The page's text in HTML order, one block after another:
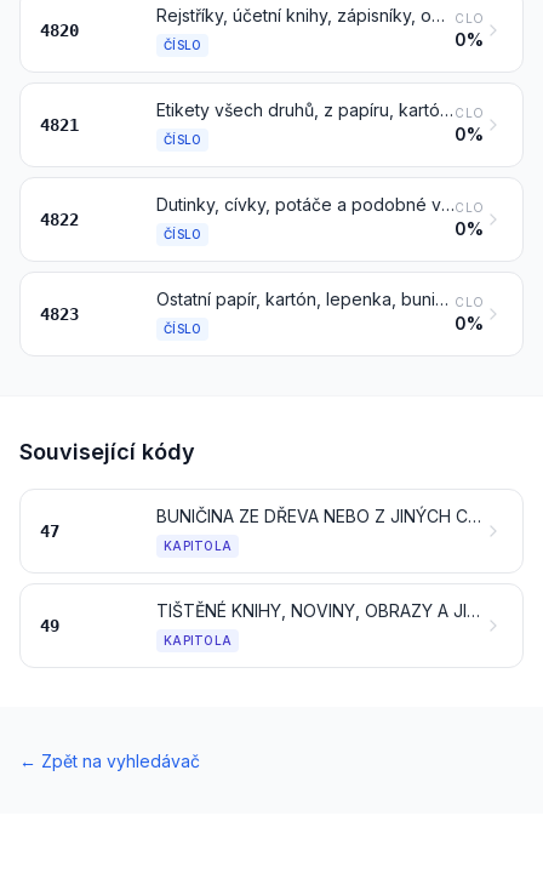
4820
Rejstříky, účetní knihy, zápisníky, objednávkové knihy, příjmové knihy, složky dopisních papírů, poznámkové bloky, diáře a podobné výrobky, sešity, psací savé podložky, rychlovazače (s volnými listy nebo jiné), desky, spisové mapy, různé obchodní tiskopisy, sady papírů proložené karbonovými papíry a ostatní školní, kancelářské a papírnické výrobky, z papíru, kartónu nebo lepenky; alba na vzorky nebo sbírky a obaly na knihy, z papíru, kartónu nebo lepenky
ČÍSLO
CLO
0%
4821
Etikety všech druhů, z papíru, kartónu nebo lepenky, též potištěné
ČÍSLO
CLO
0%
4822
Dutinky, cívky, potáče a podobné výztuže z papíroviny, papíru, kartónu nebo lepenky (též perforované nebo tvrzené)
ČÍSLO
CLO
0%
4823
Ostatní papír, kartón, lepenka, buničitá vata a pásy zplstěných buničinových vláken, nařezané na určitý rozměr nebo tvar; ostatní výrobky z papíroviny, papíru, kartónu, lepenky, buničité vaty nebo pásů zplstěných buničinových vláken
ČÍSLO
CLO
0%
Související kódy
47
BUNIČINA ZE DŘEVA NEBO Z JINÝCH CELULÓZOVÝCH VLÁKNOVIN; SBĚROVÝ PAPÍR, KARTÓN NEBO LEPENKA (ODPAD A VÝMĚT)
KAPITOLA
49
TIŠTĚNÉ KNIHY, NOVINY, OBRAZY A JINÉ VÝROBKY POLYGRAFICKÉHO PRŮMYSLU; RUKOPISY, STROJOPISY A PLÁNY
KAPITOLA
← Zpět na vyhledávač